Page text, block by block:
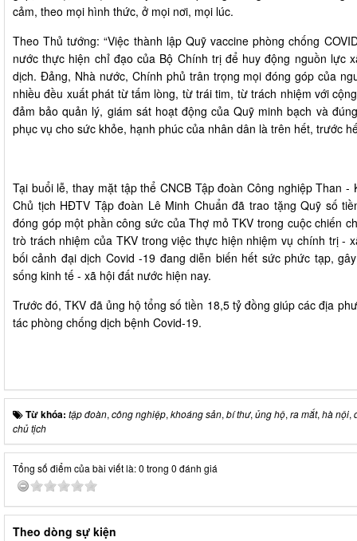
cảm, theo mọi hình thức, ở mọi nơi, mọi lúc.
Theo Thủ tướng: “Việc thành lập Quỹ vaccine phòng chống
nước thực hiện chỉ đạo của Bộ Chính trị để huy động nguồn lực
dịch. Đảng, Nhà nước, Chính phủ trân trọng mọi đóng góp của
nhiều đều xuất phát từ tấm lòng, từ trái tim, từ trách nhiệm với
đảm bảo quản lý, giám sát hoạt động của Quỹ minh bạch và
phục vụ cho sức khỏe, hạnh phúc của nhân dân là trên hết, trước
Tại buổi lễ, thay mặt tập thể CNCB Tập đoàn Công nghiệp Than
Chủ tịch HĐTV Tập đoàn Lê Minh Chuẩn đã trao tặng Quỹ số
đóng góp một phần công sức của Thợ mỏ TKV trong cuộc chiến
trò trách nhiệm của TKV trong việc thực hiện nhiệm vụ chính trị -
bối cảnh đại dịch Covid -19 đang diễn biến hết sức phức tạp,
sống kinh tế - xã hội đất nước hiện nay.
Trước đó, TKV đã ủng hộ tổng số tiền 18,5 tỷ đồng giúp các địa
tác phòng chống dịch bệnh Covid-19.
Từ khóa: tập đoàn,công nghiệp,khoáng sản,bí thư,ủng hộ,ra mắt,hà nội,
chủ tịch
Tổng số điểm của bài viết là: 0 trong 0 đánh giá
Theo dòng sự kiện